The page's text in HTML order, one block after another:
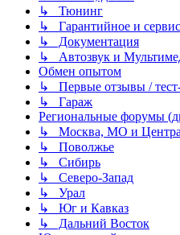
↳ Тюнинг
↳ Гарантийное и
↳ Документация
↳ Автозвук и
Обмен опытом
↳ Первые отзывы /
↳ Гараж
Региональные форумы
↳ Москва, МО и
↳ Поволжье
↳ Сибирь
↳ Северо-Запад
↳ Урал
↳ Юг и Кавказ
↳ Дальний Восток